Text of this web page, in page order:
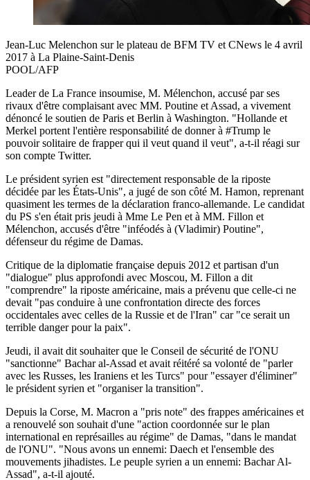
Jean-Luc Melenchon sur le plateau de BFM TV et CNews le 4 avril
2017 à La Plaine-Saint-Denis
POOL/AFP
Leader de La France insoumise, M. Mélenchon, accusé par ses
rivaux d'être complaisant avec MM. Poutine et Assad, a vivement
dénoncé le soutien de Paris et Berlin à Washington. "Hollande et
Merkel portent l'entière responsabilité de donner à #Trump le
pouvoir solitaire de frapper qui il veut quand il veut", a-t-il réagi sur
son compte Twitter.
Le président syrien est "directement responsable de la riposte
décidée par les États-Unis", a jugé de son côté M. Hamon, reprenant
quasiment les termes de la déclaration franco-allemande. Le candidat
du PS s'en était pris jeudi à Mme Le Pen et à MM. Fillon et
Mélenchon, accusés d'être "inféodés à (Vladimir) Poutine",
défenseur du régime de Damas.
Critique de la diplomatie française depuis 2012 et partisan d'un
"dialogue" plus approfondi avec Moscou, M. Fillon a dit
"comprendre" la riposte américaine, mais a prévenu que celle-ci ne
devait "pas conduire à une confrontation directe des forces
occidentales avec celles de la Russie et de l'Iran" car "ce serait un
terrible danger pour la paix".
Jeudi, il avait dit souhaiter que le Conseil de sécurité de l'ONU
"sanctionne" Bachar al-Assad et avait réitéré sa volonté de "parler
avec les Russes, les Iraniens et les Turcs" pour "essayer d'éliminer"
le président syrien et "organiser la transition".
Depuis la Corse, M. Macron a "pris note" des frappes américaines et
a renouvelé son souhait d'une "action coordonnée sur le plan
international en représailles au régime" de Damas, "dans le mandat
de l'ONU". "Nous avons un ennemi: Daech et l'ensemble des
mouvements jihadistes. Le peuple syrien a un ennemi: Bachar Al-
Assad", a-t-il ajouté.